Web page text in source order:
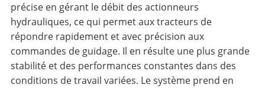
précise en gérant le débit des actionneurs
hydrauliques, ce qui permet aux tracteurs de
répondre rapidement et avec précision aux
commandes de guidage. Il en résulte une plus grande
stabilité et des performances constantes dans des
conditions de travail variées. Le système prend en